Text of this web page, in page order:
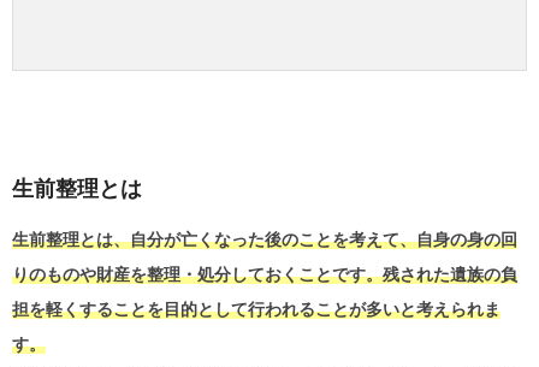
生前整理とは
生前整理とは、自分が亡くなった後のことを考えて、自身の身の回
りのものや財産を整理・処分しておくことです。残された遺族の負
担を軽くすることを目的として行われることが多いと考えられま
す。